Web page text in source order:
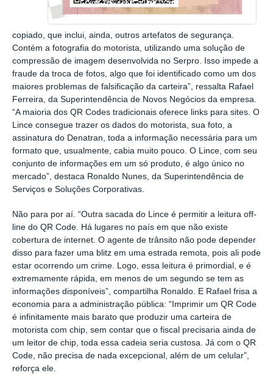
copiado, que inclui, ainda, outros artefatos de segurança.
Contém a fotografia do motorista, utilizando uma solução de
compressão de imagem desenvolvida no Serpro. Isso impede a
fraude da troca de fotos, algo que foi identificado como um dos
maiores problemas de falsificação da carteira”, ressalta Rafael
Ferreira, da Superintendência de Novos Negócios da empresa.
“A maioria dos QR Codes tradicionais oferece links para sites. O
Lince consegue trazer os dados do motorista, sua foto, a
assinatura do Denatran, toda a informação necessária para um
formato que, usualmente, cabia muito pouco. O Lince, com seu
conjunto de informações em um só produto, é algo único no
mercado”, destaca Ronaldo Nunes, da Superintendência de
Serviços e Soluções Corporativas.
Não para por aí. “Outra sacada do Lince é permitir a leitura off-
line do QR Code. Há lugares no país em que não existe
cobertura de internet. O agente de trânsito não pode depender
disso para fazer uma blitz em uma estrada remota, pois ali pode
estar ocorrendo um crime. Logo, essa leitura é primordial, e é
extremamente rápida, em menos de um segundo se tem as
informações disponíveis”, compartilha Ronaldo. E Rafael frisa a
economia para a administração pública: “Imprimir um QR Code
é infinitamente mais barato que produzir uma carteira de
motorista com chip, sem contar que o fiscal precisaria ainda de
um leitor de chip, toda essa cadeia seria custosa. Já com o QR
Code, não precisa de nada excepcional, além de um celular”,
reforça ele.